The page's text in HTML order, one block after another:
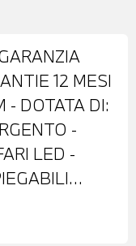
12 MESI
- DOTATA DI:
-
LED -
BARRE